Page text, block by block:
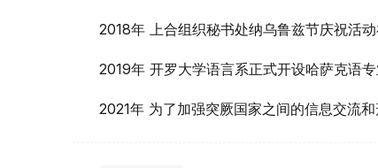
2018年 上合组织秘书处纳乌鲁兹节庆祝活动
2019年 开罗大学语言系正式开设哈萨克语专
2021年 为了加强突厥国家之间的信息交流